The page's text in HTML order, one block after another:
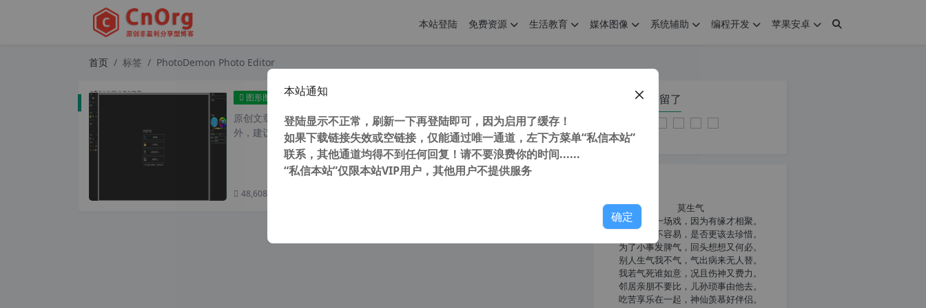
本站登陆 免费资源 生活教育 媒体图像 系统辅助 编程开发 苹果安卓
首页 标签 PhotoDemon Photo Editor
图形图像 PS替代软件 PhotoDemon Photo Editor 9.0 最强图片编辑软件 PhotoShop 的替代品
原创文章，转载请注明： 转载自 cnorg.12hp.de 注意： 由于网站空间位于国
外，建议避开晚上的访问高...
48,608 次浏览
您在本页停留了
莫生气
人生就像一场戏，因为有缘才相聚。
相扶到老不容易，是否更该去珍惜。
为了小事发脾气，回头想想又何必。
别人生气我不气，气出病来无人替。
我若气死谁如意，况且伤神又费力。
邻居亲朋不要比，儿孙琐事由他去。
吃苦享乐在一起，神仙羡慕好伴侣。
本站通知
登陆显示不正常，刷新一下再登陆即可，因为启用了缓存！
如果下载链接失效或空链接，仅能通过唯一通道，左下方菜单“私信本站”
联系，其他通道均得不到任何回复！请不要浪费你的时间......
“私信本站”仅限本站VIP用户，其他用户不提供服务
确定